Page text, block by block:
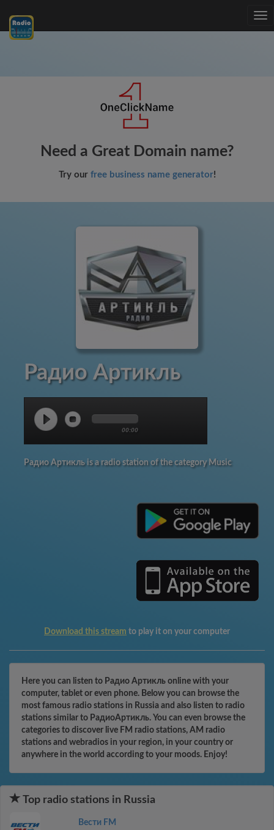
Need a Great Domain name?
Try our free business name generator!
Радио Артикль
00:00
Радио Артикль is a radio station of the category Music
Download this stream to play it on your computer
Here you can listen to Радио Артикль online with your
computer, tablet or even phone. Below you can browse the
most famous radio stations in Russia and also listen to radio
stations similar to РадиоАртикль. You can even browse the
categories to discover live FM radio stations, AM radio
stations and webradios in your region, in your country or
anywhere in the world according to your moods. Enjoy!
Top radio stations in Russia
Вести FM